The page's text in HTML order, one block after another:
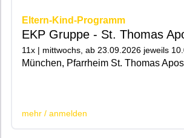
Eltern-Kind-Programm
EKP Gruppe - St. Thomas
11x | mittwochs, ab 23.09.2026 jeweils
München, Pfarrheim St. Thomas
mehr / anmelden